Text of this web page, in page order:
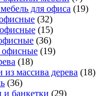
для офиса (19)
(32)
(15)
(36)
(19)
(18)
из массива дерева (18)
(36)
банкетки (29)